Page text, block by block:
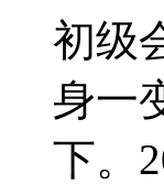
初级
身一
下。